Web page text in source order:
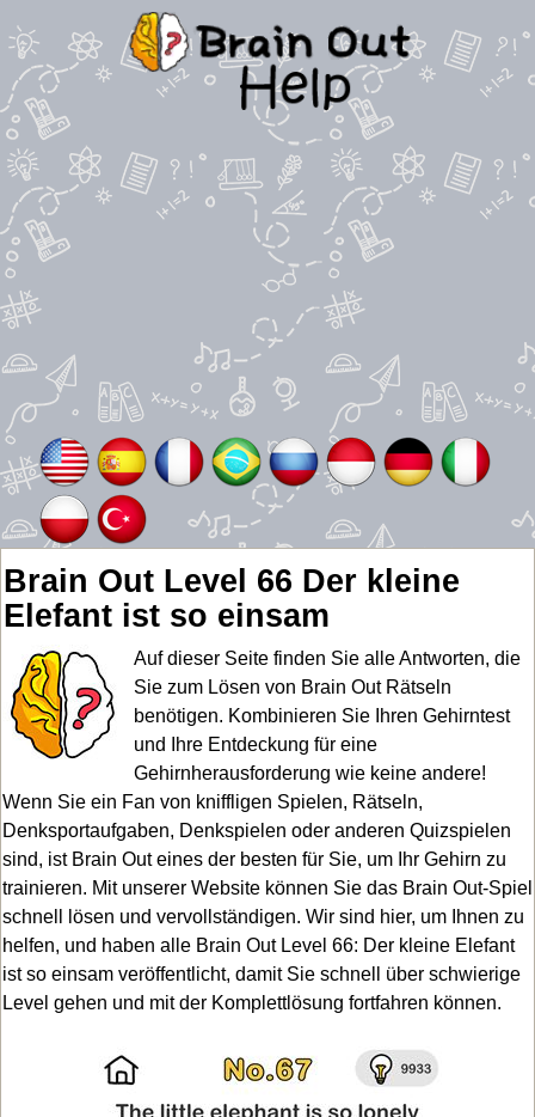
Brain Out Level 66 Der kleine
Elefant ist so einsam
Auf dieser Seite finden Sie alle Antworten, die
Sie zum Lösen von Brain Out Rätseln
benötigen. Kombinieren Sie Ihren Gehirntest
und Ihre Entdeckung für eine
Gehirnherausforderung wie keine andere!
Wenn Sie ein Fan von kniffligen Spielen, Rätseln,
Denksportaufgaben, Denkspielen oder anderen Quizspielen
sind, ist Brain Out eines der besten für Sie, um Ihr Gehirn zu
trainieren. Mit unserer Website können Sie das Brain Out-Spiel
schnell lösen und vervollständigen. Wir sind hier, um Ihnen zu
helfen, und haben alle Brain Out Level 66: Der kleine Elefant
ist so einsam veröffentlicht, damit Sie schnell über schwierige
Level gehen und mit der Komplettlösung fortfahren können.